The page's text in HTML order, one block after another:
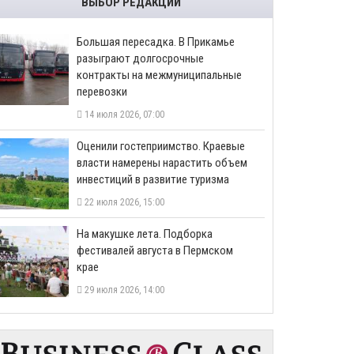
Большая пересадка. В Прикамье
разыграют долгосрочные
контракты на межмуниципальные
перевозки
14 июля 2026, 07:00
Оценили гостеприимство. Краевые
власти намерены нарастить объем
инвестиций в развитие туризма
22 июля 2026, 15:00
На макушке лета. Подборка
фестивалей августа в Пермском
крае
29 июля 2026, 14:00